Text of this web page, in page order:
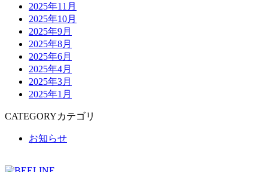
2025年11月
2025年10月
2025年9月
2025年8月
2025年6月
2025年4月
2025年3月
2025年1月
CATEGORYカテゴリ
お知らせ